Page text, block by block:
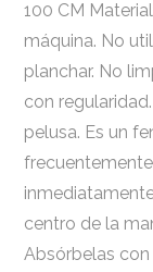
100 CM
máquina. No
planchar. No
con
pelusa. Es un
centro de la
Absórbelas